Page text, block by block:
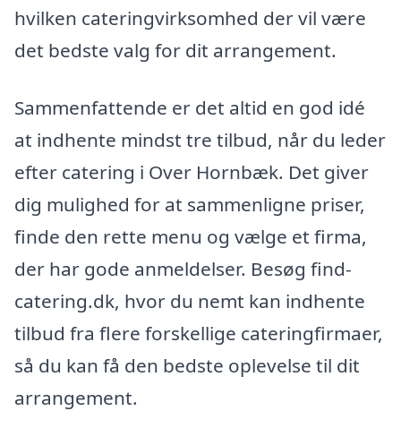
hvilken cateringvirksomhed der vil være
det bedste valg for dit arrangement.
Sammenfattende er det altid en god idé
at indhente mindst tre tilbud, når du leder
efter catering i Over Hornbæk. Det giver
dig mulighed for at sammenligne priser,
finde den rette menu og vælge et firma,
der har gode anmeldelser. Besøg find-
catering.dk, hvor du nemt kan indhente
tilbud fra flere forskellige cateringfirmaer,
så du kan få den bedste oplevelse til dit
arrangement.